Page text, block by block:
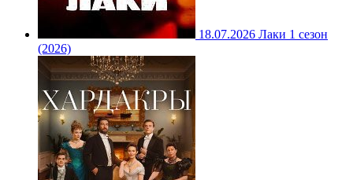
18.07.2026 Лаки 1 сезон
(2026)